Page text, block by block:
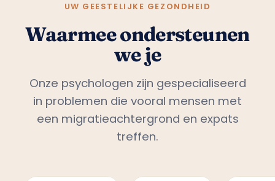
UW GEESTELIJKE GEZONDHEID
Waarmee ondersteunen
we je
Onze psychologen zijn gespecialiseerd
in problemen die vooral mensen met
een migratieachtergrond en expats
treffen.